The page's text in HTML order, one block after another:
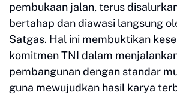
pembukaan jalan, terus
bertahap dan diawasi langsung
Satgas. Hal ini membuktikan
komitmen TNI dalam
pembangunan dengan standar
guna mewujudkan hasil karya